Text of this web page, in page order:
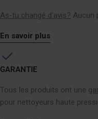
As-tu changé d'avis? Aucun
En savoir plus
GARANTIE
Tous les produits ont une
pour nettoyeurs haute